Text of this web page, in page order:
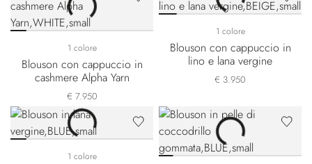
1 colore
Blouson con cappuccio in
cashmere Alpha Yarn
€ 7.950
1 colore
Blouson con cappuccio in
lino e lana vergine
€ 3.950
1 colore